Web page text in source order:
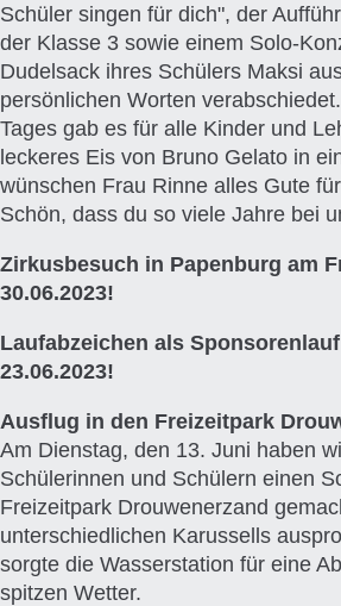
Schüler singen für dich", der
der Klasse 3 sowie einem Solo-
Dudelsack ihres Schülers Maksi
persönlichen Worten
Tages gab es für alle Kinder und
leckeres Eis von Bruno Gelato in
wünschen Frau Rinne alles Gute
Schön, dass du so viele Jahre bei
Zirkusbesuch in Papenburg am
30.06.2023!
Laufabzeichen als
23.06.2023!
Ausflug in den Freizeitpark
Am Dienstag, den 13. Juni haben
Schülerinnen und Schülern einen
Freizeitpark Drouwenerzand
unterschiedlichen Karussells
sorgte die Wasserstation für eine
spitzen Wetter.